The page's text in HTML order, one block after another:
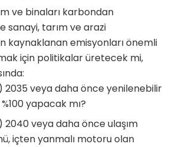
ve binaları karbondan
sanayi, tarım ve arazi
kaynaklanan emisyonları önemli
için politikalar üretecek mi,
2035 veya daha önce yenilenebilir
yapacak mı?
2040 veya daha önce ulaşım
içten yanmalı motoru olan